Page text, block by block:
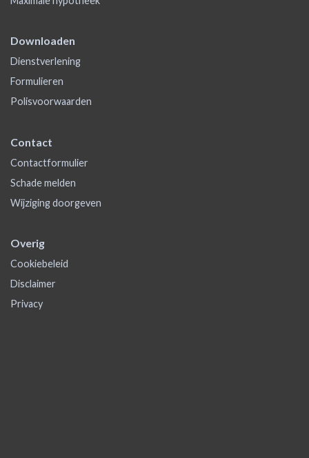
Downloaden
Dienstverlening
Formulieren
Polisvoorwaarden
Contact
Contactformulier
Schade melden
Wijziging doorgeven
Overig
Cookiebeleid
Disclaimer
Privacy